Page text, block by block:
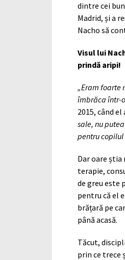
dintre cei
Madrid, și a
Nacho să
Visul lui
prindă aripi!
„Eram foarte
îmbrăca într-
2015, când
sale, nu
pentru copilul
Dar oare
terapie,
de greu este
pentru că el
brățară pe
până acasă.
Tăcut,
prin ce trece